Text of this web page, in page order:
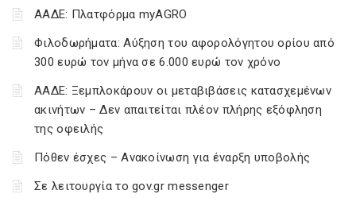
ΑΑΔΕ: Πλατφόρμα myAGRO
Φιλοδωρήματα: Αύξηση του αφορολόγητου ορίου από
300 ευρώ τον μήνα σε 6.000 ευρώ τον χρόνο
ΑΑΔΕ: Ξεμπλοκάρουν οι μεταβιβάσεις κατασχεμένων
ακινήτων – Δεν απαιτείται πλέον πλήρης εξόφληση
της οφειλής
Πόθεν έσχες – Ανακοίνωση για έναρξη υποβολής
Σε λειτουργία το gov.gr messenger